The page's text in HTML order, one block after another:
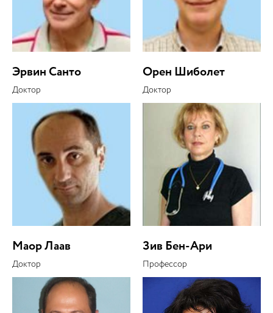
Эрвин Санто
Доктор
Орен Шиболет
Доктор
Маор Лаав
Доктор
Зив Бен-Ари
Профессор